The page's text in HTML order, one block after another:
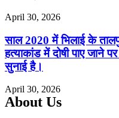
April 30, 2026
साल 2020 में भिलाई के
हत्याकांड में दोषी पाए जाने
सुनाई है।
April 30, 2026
About Us